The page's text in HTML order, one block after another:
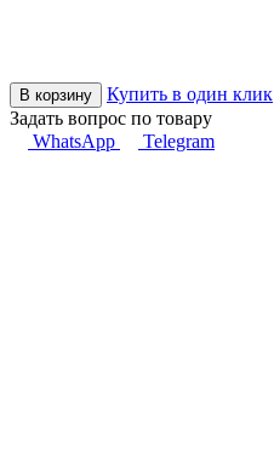
В корзину
Купить в один клик
Задать вопрос по товару
WhatsApp
Telegram